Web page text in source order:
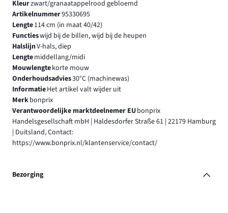
Kleurzwart/granaatappelrood gebloemd
Artikelnummer95330695
Lengte114 cm (in maat 40/42)
Functieswijd bij de billen, wijd bij de heupen
HalslijnV-hals, diep
Lengtemiddellang/midi
Mouwlengtekorte mouw
Onderhoudsadvies30°C (machinewas)
InformatieHet artikel valt wijder uit
Merkbonprix
Verantwoordelijke marktdeelnemer EUbonprix
Handelsgesellschaft mbH | Haldesdorfer Straße 61 | 22179 Hamburg
| Duitsland, Contact:
https://www.bonprix.nl/klantenservice/contact/
Bezorging